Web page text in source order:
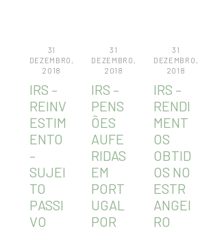
31
DEZEMBRO,
2018
IRS –
REINV
ESTIM
ENTO
–
SUJEI
TO
PASSI
VO
31
DEZEMBRO,
2018
IRS –
PENS
ÕES
AUFE
RIDAS
EM
PORT
UGAL
POR
31
DEZEMBRO,
2018
IRS –
RENDI
MENT
OS
OBTID
OS NO
ESTR
ANGEI
RO